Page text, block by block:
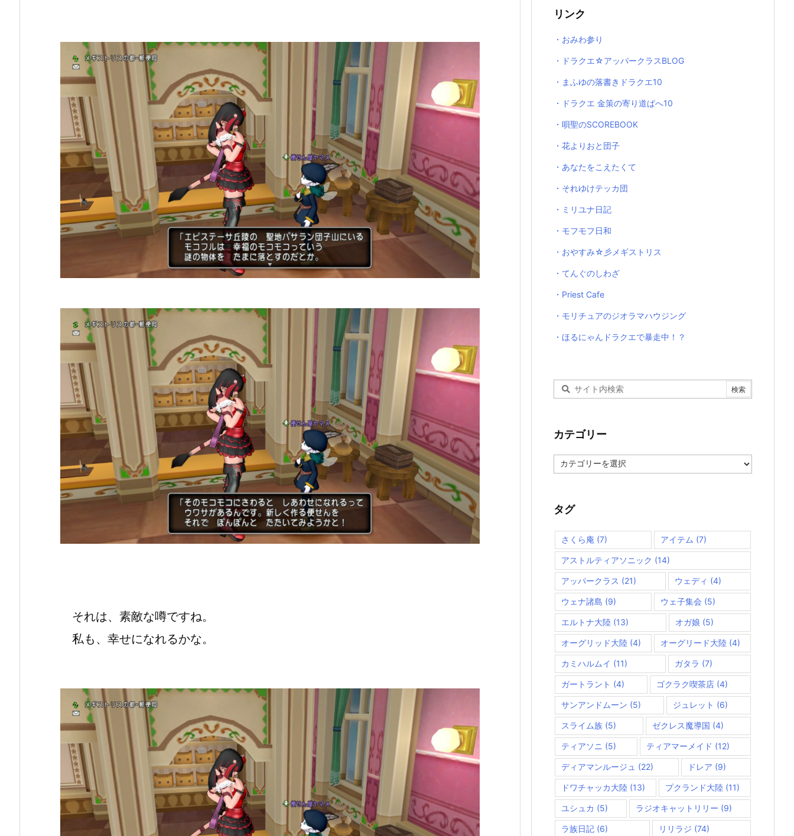
それは、素敵な噂ですね。
私も、幸せになれるかな。
リンク
・おみわ参り
・ドラクエ☆アッパークラスBLOG
・まふゆの落書きドラクエ10
・ドラクエ 金策の寄り道ぱへ10
・唄聖のSCOREBOOK
・花よりおと団子
・あなたをこえたくて
・それゆけテッカ団
・ミリユナ日記
・モフモフ日和
・おやすみ☆彡メギストリス
・てんぐのしわざ
・Priest Cafe
・モリチュアのジオラマハウジング
・ほるにゃんドラクエで暴走中！？
カテゴリー
テ
ー
タグ
さくら庵 (7) アイテム (7)
アストルティアソニック (14)
アッパークラス (21) ウェディ (4)
ウェナ諸島 (9) ウェ子集会 (5)
エルトナ大陸 (13) オガ娘 (5)
オーグリッド大陸 (4) オーグリード大陸 (4)
カミハルムイ (11) ガタラ (7)
ガートラント (4) ゴクラク喫茶店 (4)
サンアンドムーン (5) ジュレット (6)
スライム族 (5) ゼクレス魔導国 (4)
ティアソニ (5) ティアマーメイド (12)
ディアマンルージュ (22) ドレア (9)
ドワチャッカ大陸 (13) プクランド大陸 (11)
ユシュカ (5) ラジオキャットリリー (9)
ラ族日記 (6) リリラジ (74)